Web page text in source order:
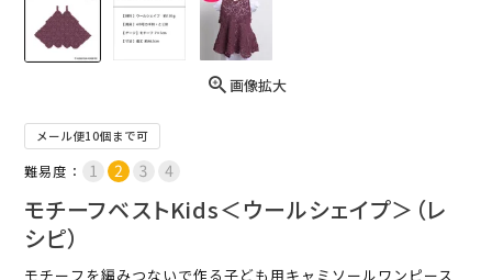
画像拡大
メール便10個まで可
難易度：
モチーフベストKids＜ウールシェイプ＞（レ
シピ）
モチーフを編みつないで作る子ども用キャミソールワンピース